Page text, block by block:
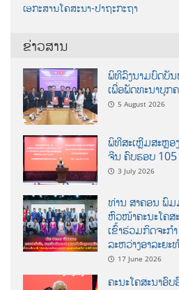
ເອກະສານໂຄສະນາ-ປາຖະກະຖາ
ຂ່າວສານ
ພິທີລົງນາມບົດບັ
ເພື່ອພັດທະນາບຸກ
5 August 2026
ພິທີສະເຫຼີມສະຫຼ
ຈີນ ຄົບຮອບ
3 July 2026
ທ່ານ ສາຄອນ ພົມ
ຫົວໜ້າຄະນະໂຄສ
ເຂົ້າຮ່ວມກິດຈະກ
ລະຫວ່າງອາລະຍ
17 June 2026
ຄະນະໂຄສະນາອົ